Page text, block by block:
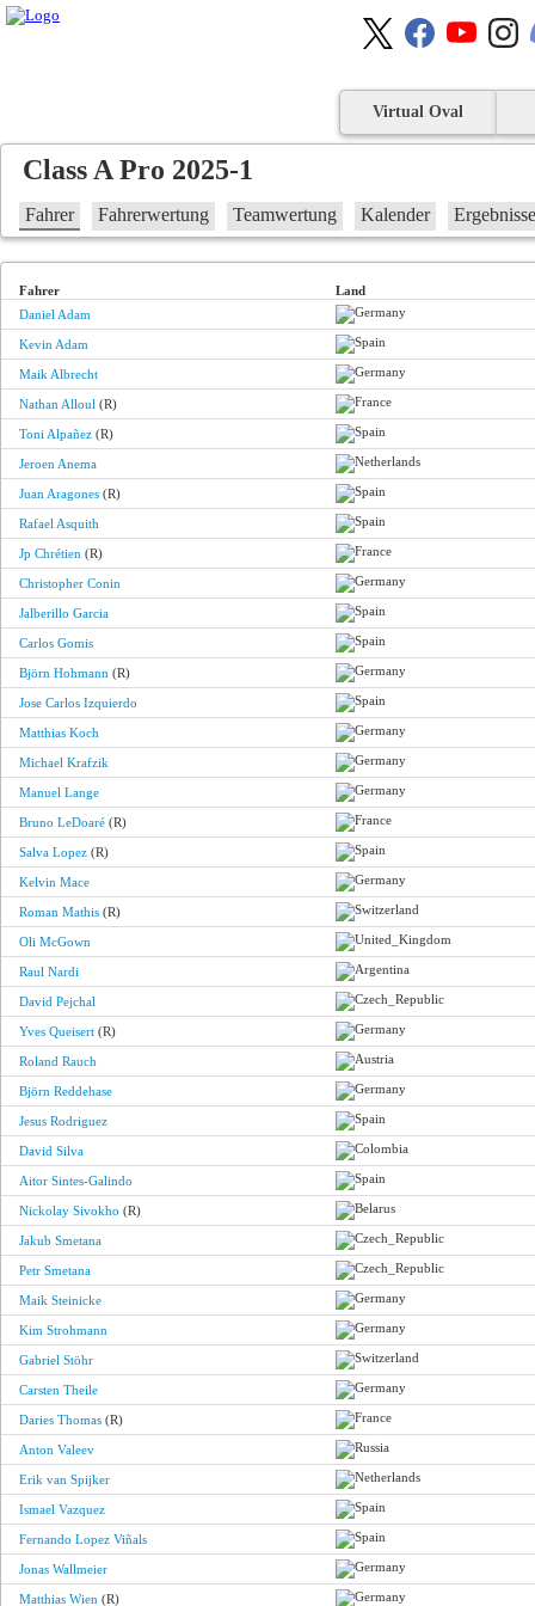
Virtual Oval
Class A Pro 2025-1
Fahrer Fahrerwertung Teamwertung Kalender Ergebnisse
Fahrer
Land
Daniel Adam
Kevin Adam
Maik Albrecht
Nathan Alloul (R)
Toni Alpañez (R)
Jeroen Anema
Juan Aragones (R)
Rafael Asquith
Jp Chrétien (R)
Christopher Conin
Jalberillo Garcia
Carlos Gomis
Björn Hohmann (R)
Jose Carlos Izquierdo
Matthias Koch
Michael Krafzik
Manuel Lange
Bruno LeDoaré (R)
Salva Lopez (R)
Kelvin Mace
Roman Mathis (R)
Oli McGown
Raul Nardi
David Pejchal
Yves Queisert (R)
Roland Rauch
Björn Reddehase
Jesus Rodriguez
David Silva
Aitor Sintes-Galindo
Nickolay Sivokho (R)
Jakub Smetana
Petr Smetana
Maik Steinicke
Kim Strohmann
Gabriel Stöhr
Carsten Theile
Daries Thomas (R)
Anton Valeev
Erik van Spijker
Ismael Vazquez
Fernando Lopez Viñals
Jonas Wallmeier
Matthias Wien (R)